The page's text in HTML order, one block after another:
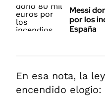
Messi
por los
España
En esa nota, la
encendido